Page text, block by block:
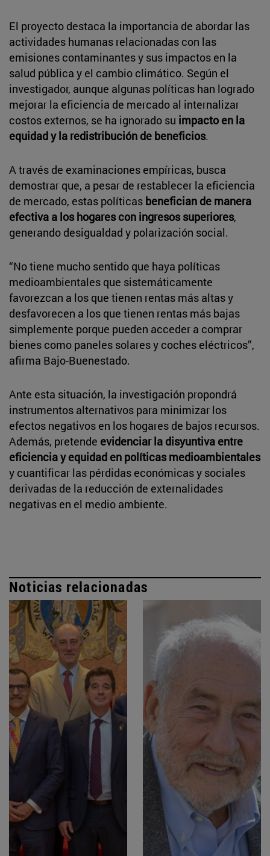
El proyecto destaca la importancia de abordar las
actividades humanas relacionadas con las
emisiones contaminantes y sus impactos en la
salud pública y el cambio climático. Según el
investigador, aunque algunas políticas han logrado
mejorar la eficiencia de mercado al internalizar
costos externos, se ha ignorado su impacto en la
equidad y la redistribución de beneficios.
A través de examinaciones empíricas, busca
demostrar que, a pesar de restablecer la eficiencia
de mercado, estas políticas benefician de manera
efectiva a los hogares con ingresos superiores,
generando desigualdad y polarización social.
“No tiene mucho sentido que haya políticas
medioambientales que sistemáticamente
favorezcan a los que tienen rentas más altas y
desfavorecen a los que tienen rentas más bajas
simplemente porque pueden acceder a comprar
bienes como paneles solares y coches eléctricos”,
afirma Bajo-Buenestado.
Ante esta situación, la investigación propondrá
instrumentos alternativos para minimizar los
efectos negativos en los hogares de bajos recursos.
Además, pretende evidenciar la disyuntiva entre
eficiencia y equidad en políticas medioambientales
y cuantificar las pérdidas económicas y sociales
derivadas de la reducción de externalidades
negativas en el medio ambiente.
Noticias relacionadas